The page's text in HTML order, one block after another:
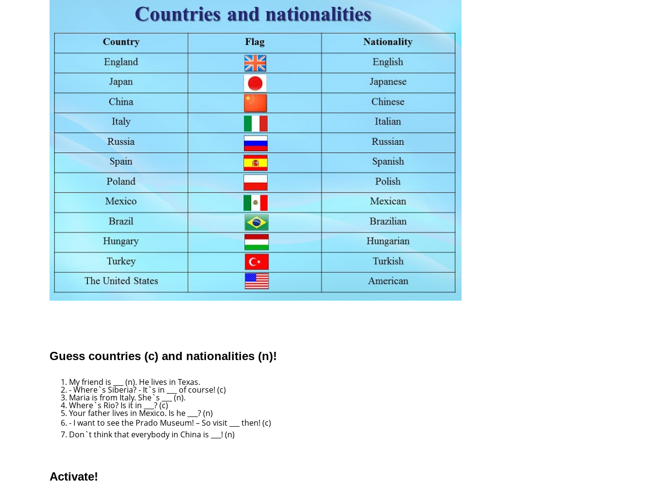
Guess countries (c) and nationalities (n)!
My friend is ___ (n). He lives in Texas.
- Where`s Siberia? - It`s in ___ of course! (c)
Maria is from Italy. She`s ___ (n).
Where`s Rio? Is it in ___? (c)
Your father lives in Mexico. Is he ___? (n)
- I want to see the Prado Museum! – So visit
___ then! (c)
Don`t think that everybody in China is ___! (n)
Activate!